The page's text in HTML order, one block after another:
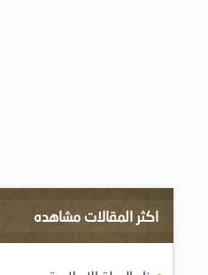
اكثر المقالات مشاهده